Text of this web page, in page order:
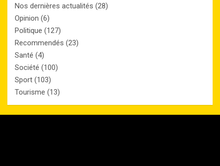
Nos dernières actualités (28)
Opinion (6)
Politique (127)
Recommendés (23)
Santé (4)
Société (100)
Sport (103)
Tourisme (13)